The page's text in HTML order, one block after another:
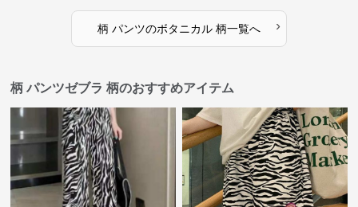
柄 パンツのボタニカル 柄一覧へ ›
柄 パンツゼブラ 柄のおすすめアイテム